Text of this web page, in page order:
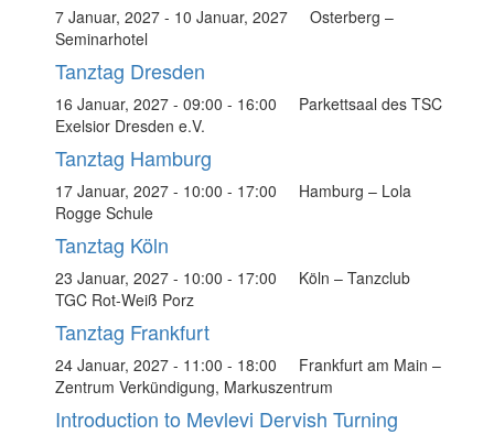
7 Januar, 2027 - 10 Januar, 2027
Osterberg –
Seminarhotel
Tanztag Dresden
16 Januar, 2027 - 09:00 - 16:00
Parkettsaal des TSC
Exelsior Dresden e.V.
Tanztag Hamburg
17 Januar, 2027 - 10:00 - 17:00
Hamburg – Lola
Rogge Schule
Tanztag Köln
23 Januar, 2027 - 10:00 - 17:00
Köln – Tanzclub
TGC Rot-Weiß Porz
Tanztag Frankfurt
24 Januar, 2027 - 11:00 - 18:00
Frankfurt am Main –
Zentrum Verkündigung, Markuszentrum
Introduction to Mevlevi Dervish Turning